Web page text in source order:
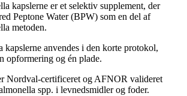
kapslerne er et selektiv supplement, der
Peptone Water (BPW) som en del af
metoden.
kapslerne anvendes i den korte protokol,
opformering og én plade.
Nordval-certificeret og AFNOR valideret
spp. i levnedsmidler og foder.